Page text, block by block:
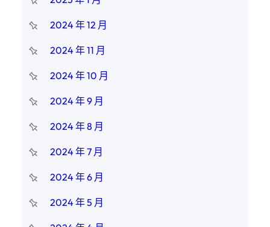
2024 年 12 月
2024 年 11 月
2024 年 10 月
2024 年 9 月
2024 年 8 月
2024 年 7 月
2024 年 6 月
2024 年 5 月